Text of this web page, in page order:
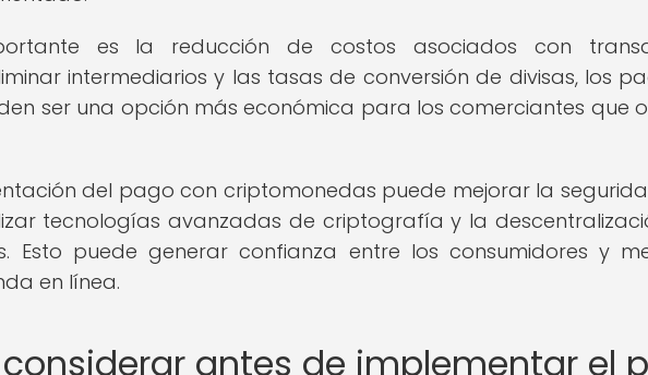
es la reducción de costos asociados con
intermediarios y las tasas de conversión de divisas, los
ser una opción más económica para los comerciantes que
del pago con criptomonedas puede mejorar la
tecnologías avanzadas de criptografía y la
Esto puede generar confianza entre los consumidores y
en línea.
antes de implementar el